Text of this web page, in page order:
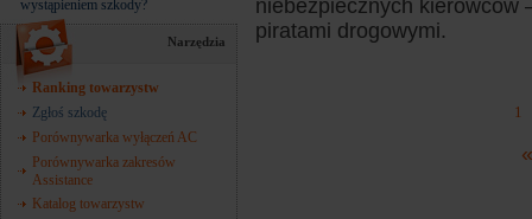
wystąpieniem szkody?
Narzędzia
Ranking towarzystw
Zgłoś szkodę
Porównywarka wyłączeń AC
Porównywarka zakresów
Assistance
Katalog towarzystw
niebezpiecznych kierowców
piratami drogowymi.
1